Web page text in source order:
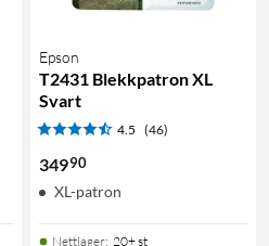
Epson
T2431 Blekkpatron XL
Svart
4.5 (46)
34990
XL-patron
Nettlager: 20+ st